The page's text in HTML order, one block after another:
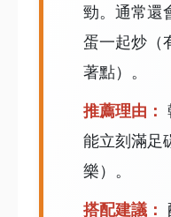
勁。通常還
蛋一起炒（
著點）。
推薦理由：
能立刻滿足
樂）。
搭配建議：